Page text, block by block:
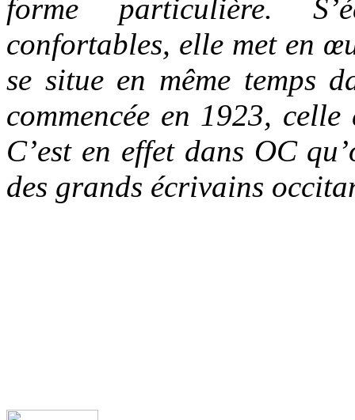
forme particulière.
confortables, elle met en
se situe en même temps
commencée en 1923,
C’est en effet dans OC
des grands écrivains